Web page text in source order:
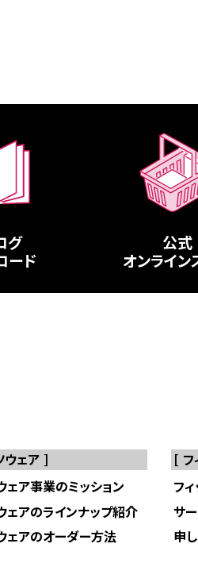
グ
ード
公式
オンライン
ェア
ェア事業のミッション
ェアのラインナップ紹介
ェアのオーダー方法
フ
フ
サ
申